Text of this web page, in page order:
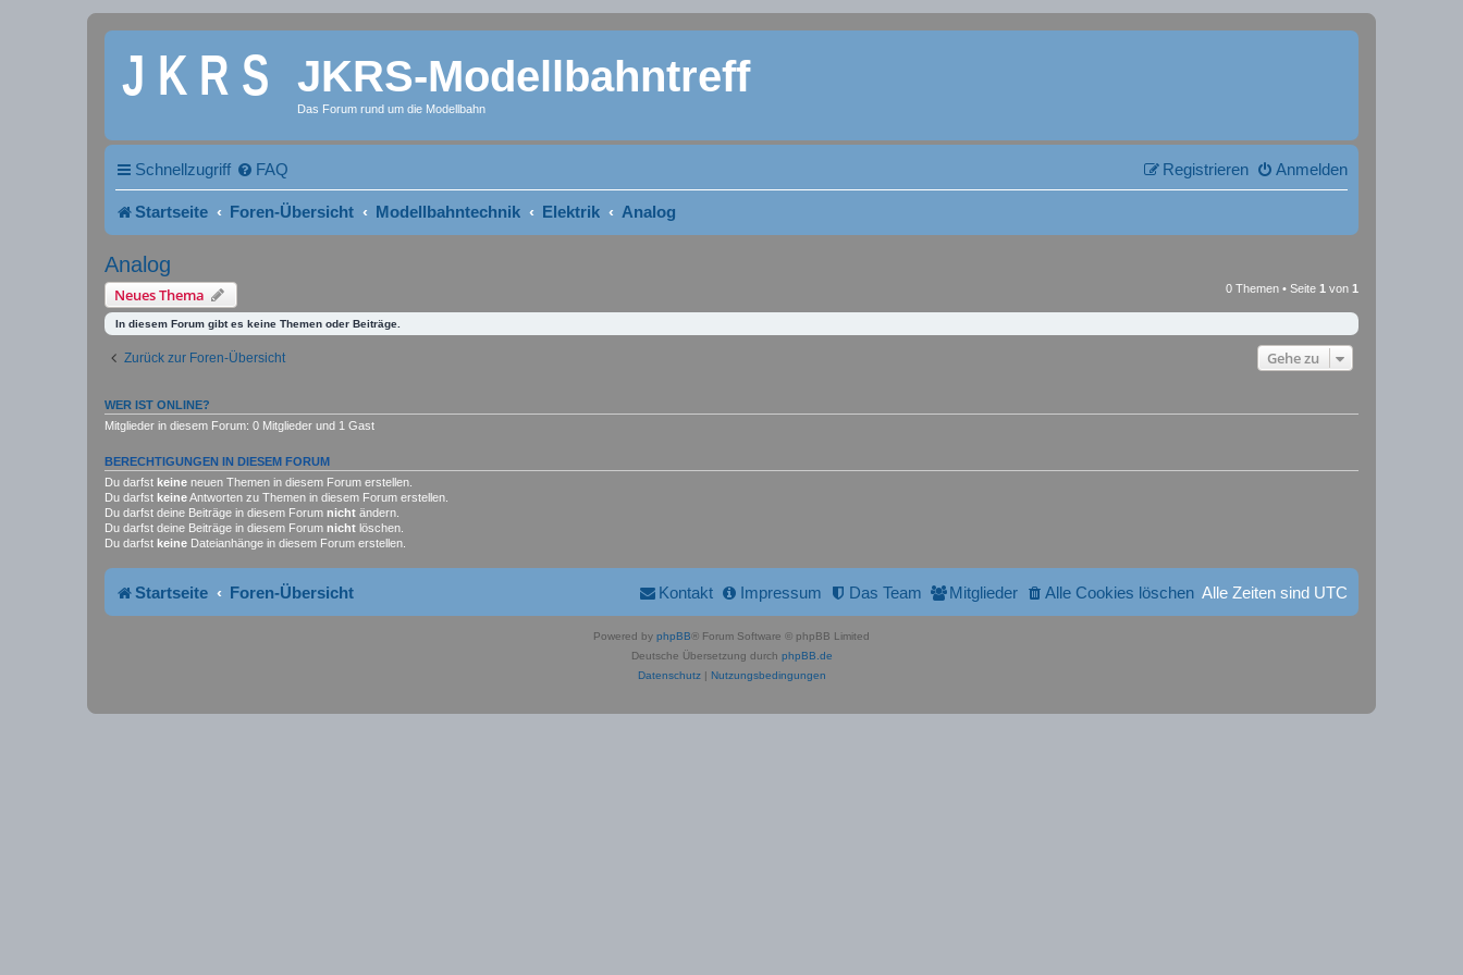
JKRS-Modellbahntreff
Das Forum rund um die Modellbahn
Schnellzugriff FAQ Anmelden
Registrieren
Startseite Foren-Übersicht Modellbahntechnik Elektrik Analog
Analog
Neues Thema 0 Themen • Seite 1 von 1
In diesem Forum gibt es keine Themen oder Beiträge.
Zurück zur Foren-Übersicht Gehe zu
WER IST ONLINE?
Mitglieder in diesem Forum: 0 Mitglieder und 1 Gast
BERECHTIGUNGEN IN DIESEM FORUM
Du darfst keine neuen Themen in diesem Forum erstellen.
Du darfst keineAntworten zu Themen in diesem Forum erstellen.
Du darfst deine Beiträge in diesem Forum nicht ändern.
Du darfst deine Beiträge in diesem Forum nicht löschen.
Du darfst keine Dateianhänge in diesem Forum erstellen.
Startseite Foren-Übersicht Alle Zeiten sind UTC
Alle Cookies löschen
Mitglieder
Das Team
Impressum
Kontakt
Powered by phpBB® Forum Software © phpBB Limited
Deutsche Übersetzung durch phpBB.de
Datenschutz| Nutzungsbedingungen